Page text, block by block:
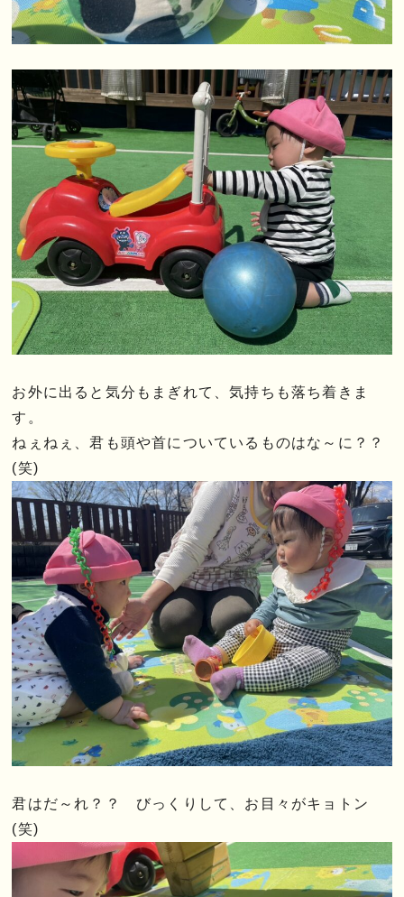
お外に出ると気分もまぎれて、気持ちも落ち着きま
す。
ねぇねぇ、君も頭や首についているものはな～に？？
(笑)
君はだ～れ？？ びっくりして、お目々がキョトン
(笑)